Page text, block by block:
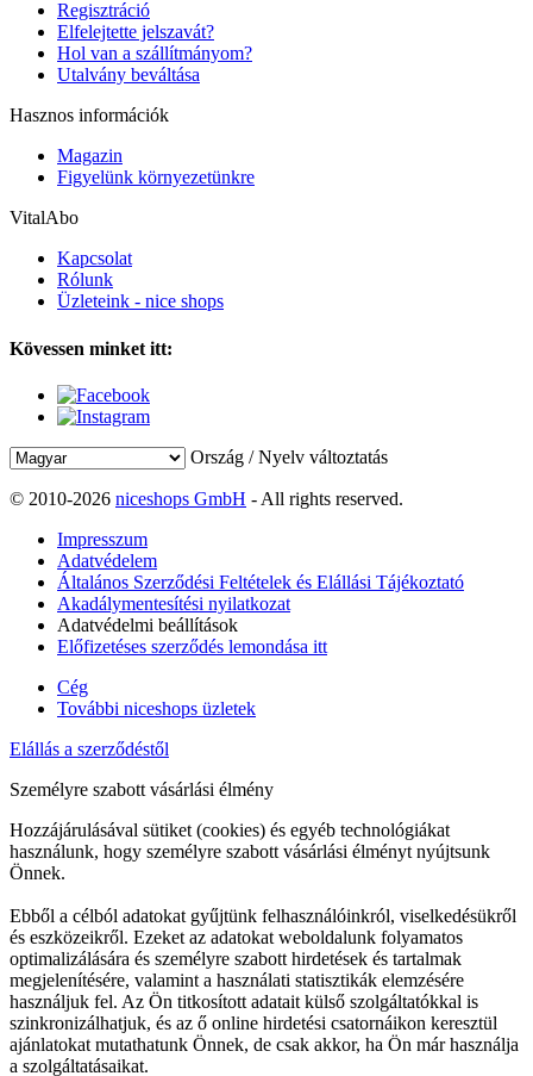
Regisztráció
Elfelejtette jelszavát?
Hol van a szállítmányom?
Utalvány beváltása
Hasznos információk
Magazin
Figyelünk környezetünkre
VitalAbo
Kapcsolat
Rólunk
Üzleteink - nice shops
Kövessen minket itt:
Ország / Nyelv változtatás
© 2010-2026 niceshops GmbH - All rights reserved.
Impresszum
Adatvédelem
Általános Szerződési Feltételek és Elállási Tájékoztató
Akadálymentesítési nyilatkozat
Adatvédelmi beállítások
Előfizetéses szerződés lemondása itt
Cég
További niceshops üzletek
Elállás a szerződéstől
Személyre szabott vásárlási élmény
Hozzájárulásával sütiket (cookies) és egyéb technológiákat
használunk, hogy személyre szabott vásárlási élményt nyújtsunk
Önnek.
Ebből a célból adatokat gyűjtünk felhasználóinkról, viselkedésükről
és eszközeikről. Ezeket az adatokat weboldalunk folyamatos
optimalizálására és személyre szabott hirdetések és tartalmak
megjelenítésére, valamint a használati statisztikák elemzésére
használjuk fel. Az Ön titkosított adatait külső szolgáltatókkal is
szinkronizálhatjuk, és az ő online hirdetési csatornáikon keresztül
ajánlatokat mutathatunk Önnek, de csak akkor, ha Ön már használja
a szolgáltatásaikat.